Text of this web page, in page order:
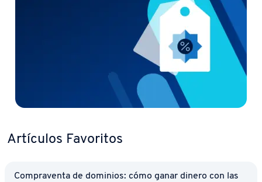
Artículos Favoritos
Co­m­pra­ve­n­ta de dominios: cómo ganar dinero con las